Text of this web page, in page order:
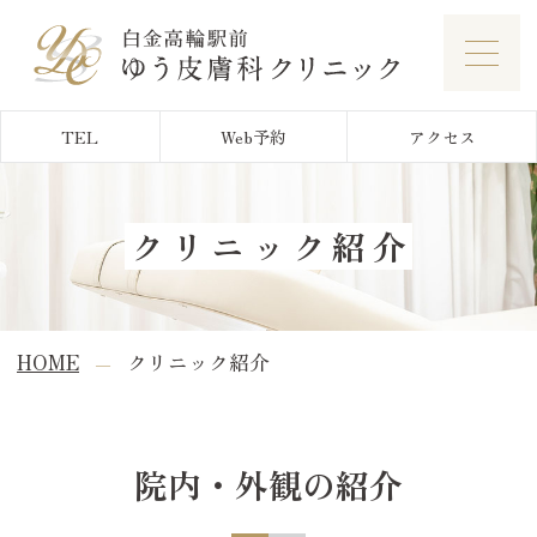
TEL Web予約 アクセス
HOME クリニック紹介
クリニック紹介
院内・外観の紹介